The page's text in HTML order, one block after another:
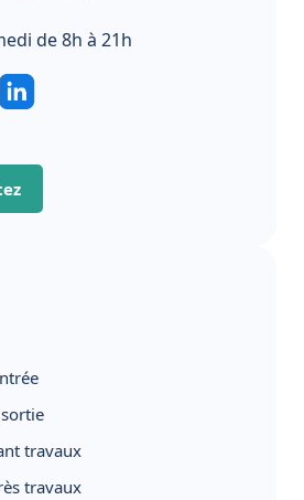
de 8h à 21h
travaux
travaux